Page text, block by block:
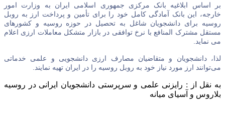
بر اساس ابلاغیه بانک مرکزی جمهوری اسلامی ایران به وزارت امور
خارجه، این بانک آمادگی کامل خود را برای تأمین و پرداخت ارز به روبل
روسیه برای دانشجویان شاغل به تحصیل در حوزه روسیه و کشورهای
مستقل مشترک المنافع با نرخ توافقی در بازار متشکل معاملات ارزی اعلام
می نماید.
لذا، دانشجویان و متقاضیان مصارف ارزی دانشجویی و علمی خدماتی
می‌توانند ارز مورد نیاز خود به روبل روسیه را در ایران تهیه نمایند.
به نقل از : رایزنی علمی و سرپرستی دانشجویان ایرانی در روسیه
بلاروس و آسیای میانه